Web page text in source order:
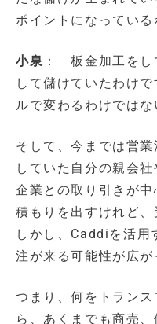
ポイントになっている
小泉 ： 板金加工をし
して儲けていたわけ
ルで変わるわけではな
そして、今までは営
していた自分の親会
企業との取り引きが
積もりを出すけれど、
しかし、Caddiを活用
注が来る可能性が広が
つまり、何をトラン
ら、あくまでも商売